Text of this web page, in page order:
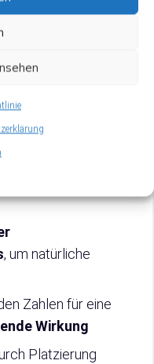
Pflanzen
Layout-Ideen
Pflanzen
Substraten, um die
, um natürliche
Zahlen für eine
Wirkung
Platzierung